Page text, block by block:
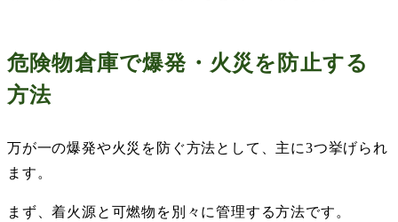
危険物倉庫で爆発・火災を防止する
方法
万が一の爆発や火災を防ぐ方法として、主に3つ挙げられ
ます。
まず、着火源と可燃物を別々に管理する方法です。